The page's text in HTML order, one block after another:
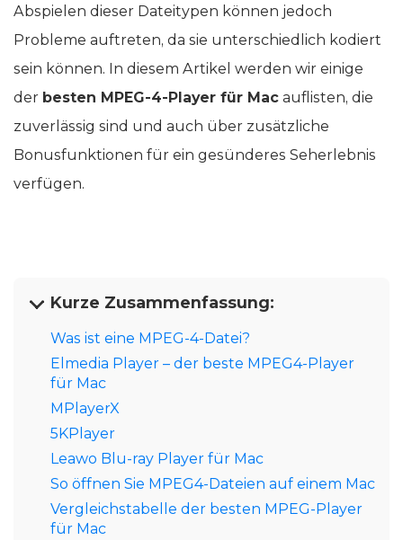
Abspielen dieser Dateitypen können jedoch
Probleme auftreten, da sie unterschiedlich kodiert
sein können. In diesem Artikel werden wir einige
der besten MPEG-4-Player für Mac auflisten, die
zuverlässig sind und auch über zusätzliche
Bonusfunktionen für ein gesünderes Seherlebnis
verfügen.
Kurze Zusammenfassung:
Was ist eine MPEG-4-Datei?
Elmedia Player – der beste MPEG4-Player
für Mac
MPlayerX
5KPlayer
Leawo Blu-ray Player für Mac
So öffnen Sie MPEG4-Dateien auf einem Mac
Vergleichstabelle der besten MPEG-Player
für Mac